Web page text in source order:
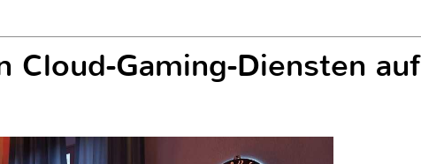
Cloud-Gaming-Diensten auf